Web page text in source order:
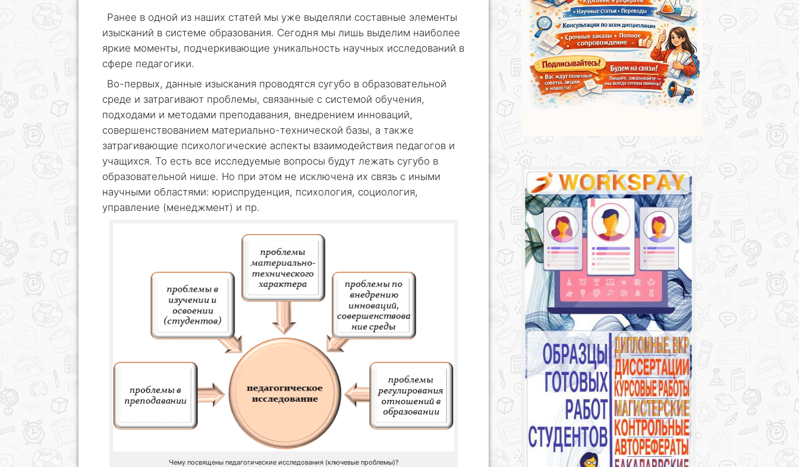
Ранее в одной из наших статей мы уже выделяли составные элементы
изысканий в системе образования. Сегодня мы лишь выделим наиболее
яркие моменты, подчеркивающие уникальность научных исследований в
сфере педагогики.
Во-первых, данные изыскания проводятся сугубо в образовательной
среде и затрагивают проблемы, связанные с системой обучения,
подходами и методами преподавания, внедрением инноваций,
совершенствованием материально-технической базы, а также
затрагивающие психологические аспекты взаимодействия педагогов и
учащихся. То есть все исследуемые вопросы будут лежать сугубо в
образовательной нише. Но при этом не исключена их связь с иными
научными областями: юриспруденция, психология, социология,
управление (менеджмент) и пр.
Чему посвящены педагогические исследования (ключевые проблемы)?